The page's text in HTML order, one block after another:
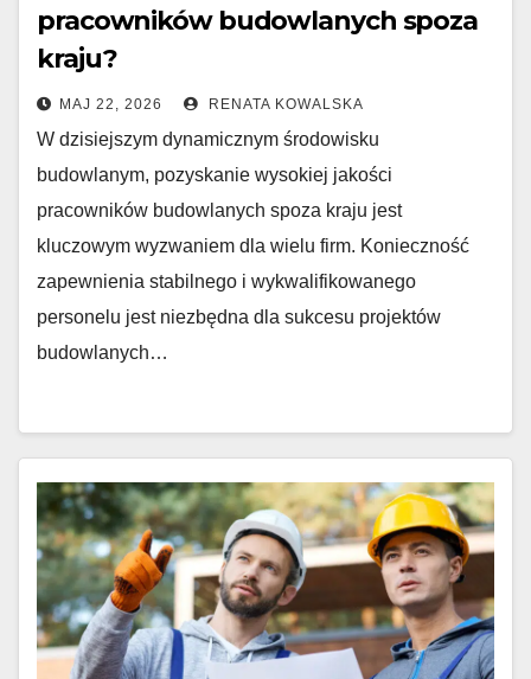
pracowników budowlanych spoza
kraju?
MAJ 22, 2026 RENATA KOWALSKA
W dzisiejszym dynamicznym środowisku
budowlanym, pozyskanie wysokiej jakości
pracowników budowlanych spoza kraju jest
kluczowym wyzwaniem dla wielu firm. Konieczność
zapewnienia stabilnego i wykwalifikowanego
personelu jest niezbędna dla sukcesu projektów
budowlanych…